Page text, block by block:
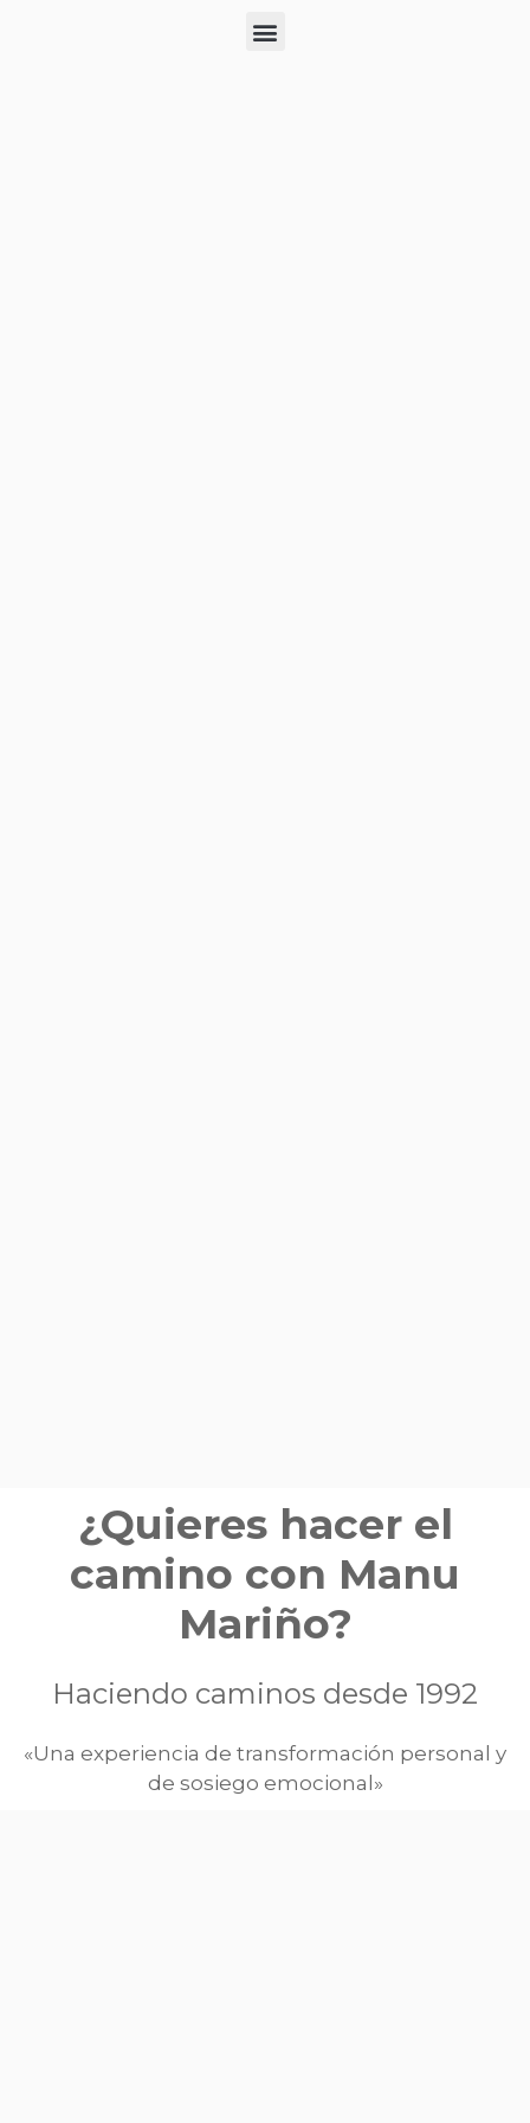
¿Quieres hacer el
camino con Manu
Mariño?
Haciendo caminos desde 1992
«Una experiencia de transformación personal y
de sosiego emocional»